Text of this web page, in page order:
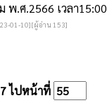
พ.ศ.2566 เวลา15:00
01-10][ผู้อ่าน 153]
ไปหน้าที่